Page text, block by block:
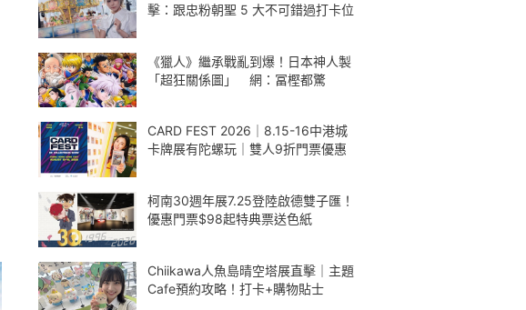
擊：跟忠粉朝聖 5 大不可錯過打卡位
《獵人》繼承戰亂到爆！日本神人製
「超狂關係圖」 網：冨樫都驚
CARD FEST 2026｜8.15-16中港城
卡牌展有陀螺玩｜雙人9折門票優惠
柯南30週年展7.25登陸啟德雙子匯！
優惠門票$98起特典票送色紙
Chiikawa人魚島晴空塔展直擊｜主題
Cafe預約攻略！打卡+購物貼士